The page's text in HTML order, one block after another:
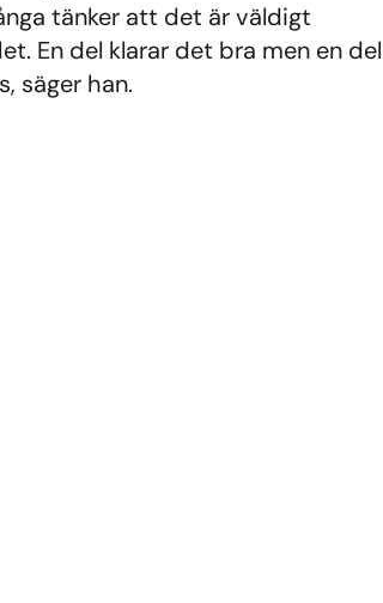
tänker att det är väldigt
En del klarar det bra men en del
säger han.